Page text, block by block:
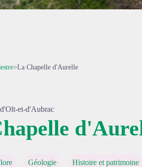
>La Chapelle d'Aurelle
et-d'Aubrac
Géologie Histoire et patrimoine